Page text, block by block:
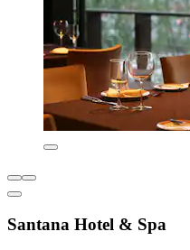
Santana Hotel & Spa